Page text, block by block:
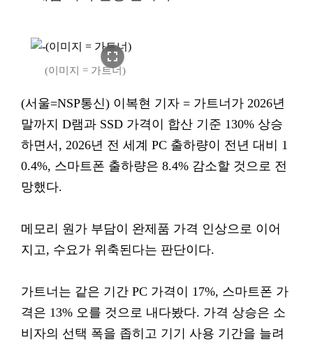
fullscreen
(이미지 = 가트너)
(서울=NSP통신) 이복현 기자 = 가트너가 2026년
말까지 D램과 SSD 가격이 합산 기준 130% 상승
하면서, 2026년 전 세계 PC 출하량이 전년 대비 1
0.4%, 스마트폰 출하량은 8.4% 감소할 것으로 전
망했다.
메모리 원가 부담이 완제품 가격 인상으로 이어
지고, 수요가 위축된다는 판단이다.
가트너는 같은 기간 PC 가격이 17%, 스마트폰 가
격은 13% 오를 것으로 내다봤다. 가격 상승은 소
비자의 선택 폭을 좁히고 기기 사용 기간을 늘려